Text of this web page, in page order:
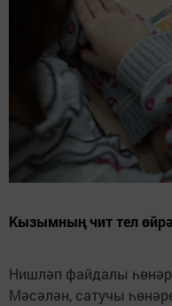
Кызымның чит тел
Нишләп файдалы һөнәр
Мәсәлән, сатучы